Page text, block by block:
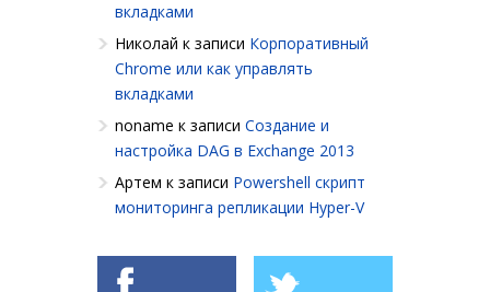
вкладками
Николай к записи Корпоративный
Chrome или как управлять
вкладками
noname к записи Создание и
настройка DAG в Exchange 2013
Артем к записи Powershell cкрипт
мониторинга репликации Hyper-V